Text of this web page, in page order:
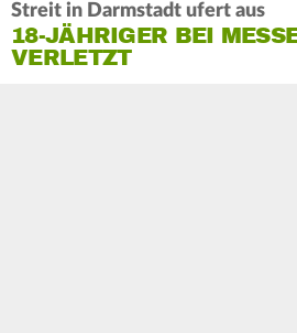
Streit in Darmstadt ufert aus
18-JÄHRIGER BEI
VERLETZT